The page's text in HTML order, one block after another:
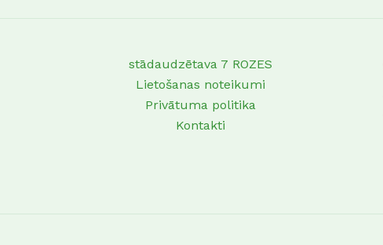
stādaudzētava 7 ROZES
Lietošanas noteikumi
Privātuma politika
Kontakti